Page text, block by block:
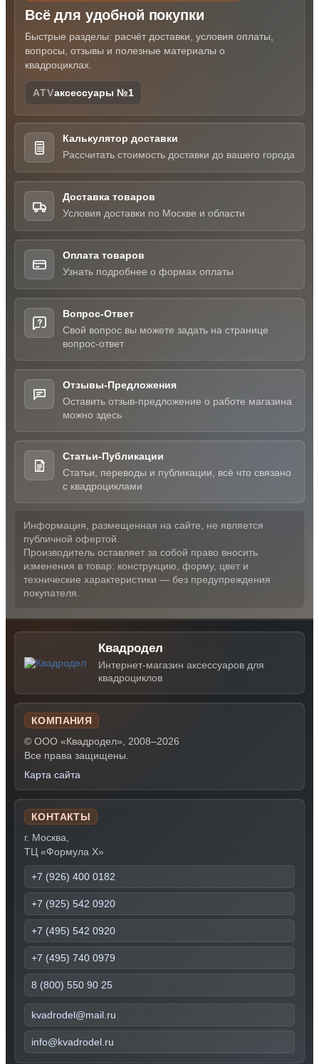
Всё для удобной покупки
Быстрые разделы: расчёт доставки, условия оплаты,
вопросы, отзывы и полезные материалы о
квадроциклах.
ATVаксессуары №1
Калькулятор доставки
Рассчитать стоимость доставки до вашего города
Доставка товаров
Условия доставки по Москве и области
Оплата товаров
Узнать подробнее о формах оплаты
Вопрос-Ответ
Свой вопрос вы можете задать на странице
вопрос-ответ
Отзывы-Предложения
Оставить отзыв-предложение о работе магазина
можно здесь
Статьи-Публикации
Статьи, переводы и публикации, всё что связано
с квадроциклами
Информация, размещенная на сайте, не является
публичной офертой.
Производитель оставляет за собой право вносить
изменения в товар: конструкцию, форму, цвет и
технические характеристики — без предупреждения
покупателя.
Квадродел
Интернет-магазин аксессуаров для
квадроциклов
КОМПАНИЯ
© ООО «Квадродел», 2008–2026
Все права защищены.
Карта сайта
КОНТАКТЫ
г. Москва,
ТЦ «Формула Х»
+7 (926) 400 0182
+7 (925) 542 0920
+7 (495) 542 0920
+7 (495) 740 0979
8 (800) 550 90 25
kvadrodel@mail.ru
info@kvadrodel.ru